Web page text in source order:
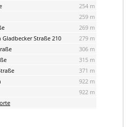
254 m
259 m
269 m
Straße 210
279 m
306 m
315 m
371 m
922 m
922 m